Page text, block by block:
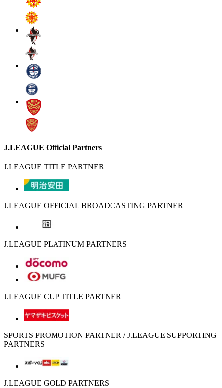
J.LEAGUE Official Partners
J.LEAGUE TITLE PARTNER
J.LEAGUE OFFICIAL BROADCASTING PARTNER
J.LEAGUE PLATINUM PARTNERS
J.LEAGUE CUP TITLE PARTNER
SPORTS PROMOTION PARTNER / J.LEAGUE SUPPORTING
PARTNERS
J.LEAGUE GOLD PARTNERS